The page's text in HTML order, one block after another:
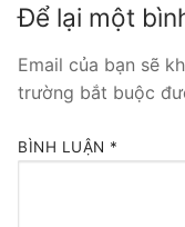
Tổng đài VoIP
HOSTED
Tổng đài
Để lại một
Email của bạn sẽ
trường bắt buộc
BÌNH LUẬN *